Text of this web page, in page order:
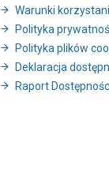
Warunki
Polityka
Polityka plików
Deklaracja
Raport